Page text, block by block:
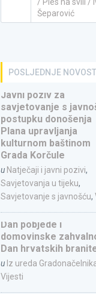
Šeparović
POSLJEDNJE NOVOSTI
Javni poziv za
savjetovanje s
postupku donošenja
Plana upravljanja
kulturnom baštinom
Grada Korčule
u Natječaji i javni pozivi,
Savjetovanja u tijeku,
Savjetovanje s javnošću,
Dan pobjede i
domovinske
Dan hrvatskih
u Iz ureda
Vijesti